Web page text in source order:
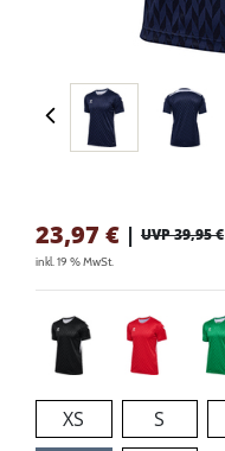
23,97 € | UVP 39,95 €
inkl. 19 % MwSt.
XS S